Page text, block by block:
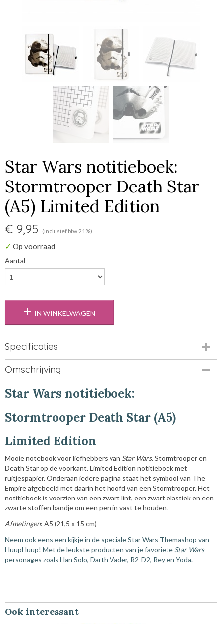
Star Wars notitieboek:
Stormtrooper Death Star
(A5) Limited Edition
€ 9,95 (inclusief btw 21%)
✓ Op voorraad
Aantal
IN WINKELWAGEN
Specificaties
EAN code
4043946259534
Omschrijving
Star Wars notitieboek:
Stormtrooper Death Star (A5)
Limited Edition
Mooie notebook voor liefhebbers van Star Wars. Stormtrooper en
Death Star op de voorkant. Limited Edition notitieboek met
ruitjespapier. Onderaan iedere pagina staat het symbool van The
Empire afgebeeld met daarin het hoofd van een Stormtrooper. Het
notitieboek is voorzien van een zwart lint, een zwart elastiek en een
zwarte stoffen bandje om een pen in vast te houden.
Afmetingen: A5 (21,5 x 15 cm)
Neem ook eens een kijkje in de specialeStar Wars Themashop van
HuupHuup! Met de leukste producten van je favoriete Star Wars-
personages zoals Han Solo, Darth Vader, R2-D2, Rey en Yoda.
Ook interessant